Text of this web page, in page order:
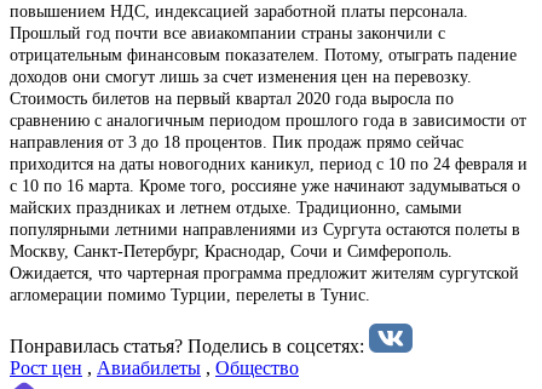
повышением НДС, индексацией заработной платы персонала.
Прошлый год почти все авиакомпании страны закончили с
отрицательным финансовым показателем. Потому, отыграть падение
доходов они смогут лишь за счет изменения цен на перевозку.
Стоимость билетов на первый квартал 2020 года выросла по
сравнению с аналогичным периодом прошлого года в зависимости от
направления от 3 до 18 процентов. Пик продаж прямо сейчас
приходится на даты новогодних каникул, период с 10 по 24 февраля и
с 10 по 16 марта. Кроме того, россияне уже начинают задумываться о
майских праздниках и летнем отдыхе. Традиционно, самыми
популярными летними направлениями из Сургута остаются полеты в
Москву, Санкт-Петербург, Краснодар, Сочи и Симферополь.
Ожидается, что чартерная программа предложит жителям сургутской
агломерации помимо Турции, перелеты в Тунис.
Понравилась статья? Поделиcь в соцсетях:
Рост цен , Авиабилеты , Общество